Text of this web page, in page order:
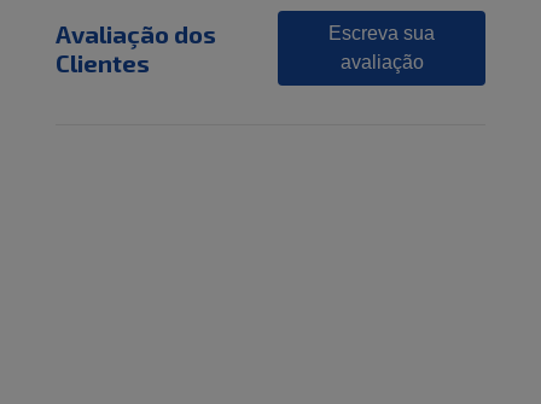
Avaliação dos
Clientes
Escreva sua
avaliação